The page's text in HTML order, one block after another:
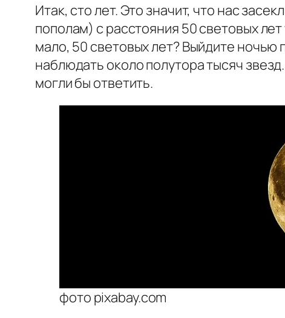
Итак, сто лет. Это значит, что нас
пополам) с расстояния 50 световых
мало, 50 световых лет? Выйдите ночью
наблюдать около полутора тысяч
могли бы ответить.
фото pixabay.com